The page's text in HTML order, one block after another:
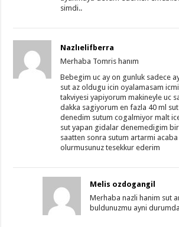
simdi..
Nazlıelifberra
Merhaba Tomris hanım
Bebegim uc ay on gunluk sadece
sut az oldugu icin oyalamasam
takviyesi yapiyorum makineyle uc
dakka sagiyorum en fazla 40 ml
denedim sutum cogalmiyor malt
sut yapan gidalar denemedigim
saatten sonra sutum artarmi
olurmusunuz tesekkur ederim
Melis ozdogangil
Merhaba nazli hanim sut
buldunuzmu ayni